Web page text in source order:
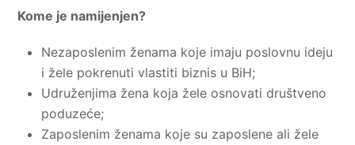
Kome je namijenjen?
Nezaposlenim ženama koje imaju poslovnu ideju
i žele pokrenuti vlastiti biznis u BiH;
Udruženjima žena koja žele osnovati društveno
poduzeće;
Zaposlenim ženama koje su zaposlene ali žele